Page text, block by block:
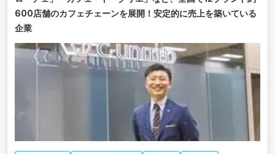
600店舗のカフェチェーンを展開！安定的に売上を築いている
企業